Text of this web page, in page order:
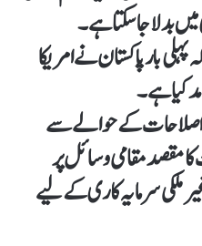
بدلا جا سکتا ہے۔
بار پاکستان نے امریکا
اصلاحات کے حوالے سے
کا مقصد مقامی وسائل پر
ملکی سرمایہ کاری کے لیے